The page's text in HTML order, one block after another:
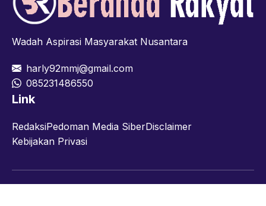
Wadah Aspirasi Masyarakat Nusantara
harly92mmj@gmail.com
085231486550
Link
RedaksiPedoman Media SiberDisclaimer
Kebijakan Privasi